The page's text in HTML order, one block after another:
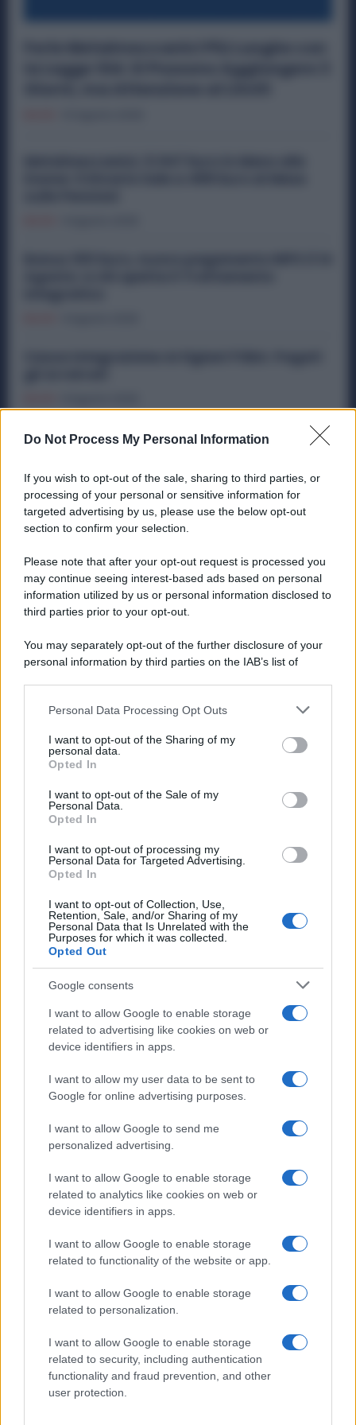
Do Not Process My Personal Information
If you wish to opt-out of the sale, sharing to third parties, or
processing of your personal or sensitive information for
targeted advertising by us, please use the below opt-out
section to confirm your selection.
Please note that after your opt-out request is processed you
may continue seeing interest-based ads based on personal
information utilized by us or personal information disclosed to
third parties prior to your opt-out.
You may separately opt-out of the further disclosure of your
personal information by third parties on the IAB’s list of
This information may also be disclosed by us to third parties
disclose it to other third parties.
Please note that this website/app uses one or more Google
services and may gather and store information including but
not limited to your visit or usage behaviour. You may click to
grant or deny consent to Google and its third-party tags to
consent section.
Personal Data Processing Opt Outs
I want to opt-out of the Sharing of my
personal data.
Opted In
I want to opt-out of the Sale of my
Personal Data.
Opted In
I want to opt-out of processing my
Personal Data for Targeted Advertising.
Opted In
I want to opt-out of Collection, Use,
Retention, Sale, and/or Sharing of my
Personal Data that Is Unrelated with the
Purposes for which it was collected.
Opted Out
Google consents
I want to allow Google to enable storage
related to advertising like cookies on web or
device identifiers in apps.
I want to allow my user data to be sent to
Google for online advertising purposes.
I want to allow Google to send me
personalized advertising.
I want to allow Google to enable storage
related to analytics like cookies on web or
device identifiers in apps.
I want to allow Google to enable storage
related to functionality of the website or app.
I want to allow Google to enable storage
related to personalization.
I want to allow Google to enable storage
related to security, including authentication
functionality and fraud prevention, and other
user protection.
Metalmeccanici PMI: Aumenti da 200 Euro.
Diritti 7 Agosto 2026
DIRITTI ECONOMIA POLITICA
OFFERTE DI LAVORO
SENZA CATEGORIA
PREVIOUS ARTICLE
l’Industria ha Bisogno di
Nuovi Talenti?
Sigit Presenta il Piano di
Rilancio di Speedline:
ME T ALMECCANICI
NEWS
ABOUT US CONTACT CAREERS PRIVACY POLICY
Metalmeccanici News - Il portale di informazione sul mondo
della Metalmeccanica, Installazione di Impianti, Automotive e
Componentistica. Nel sito é presente una sezione specifica
con le Offerte di Lavoro dedicate alle professionalità della
filiera. Metalmeccanici News non è una testata giornalistica, in
quanto viene aggiornato senza alcuna periodicità. Non può
pertanto considerarsi un prodotto editoriale ai sensi della legge
Tiburtina, 5 - 00185 Roma
Copyright ©2025 - Tutti i diritti riservati